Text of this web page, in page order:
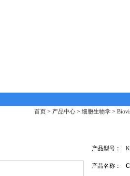
首页 > 产品中心 > 细胞生物学 >
产品型号：
产品名称：